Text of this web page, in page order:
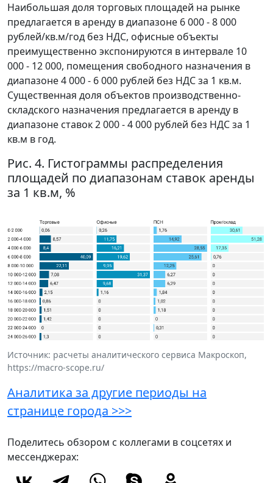
Наибольшая доля торговых площадей на рынке
предлагается в аренду в диапазоне 6 000 - 8 000
рублей/кв.м/год без НДС, офисные объекты
преимущественно экспонируются в интервале 10
000 - 12 000, помещения свободного назначения в
диапазоне 4 000 - 6 000 рублей без НДС за 1 кв.м.
Существенная доля объектов производственно-
складского назначения предлагается в аренду в
диапазоне ставок 2 000 - 4 000 рублей без НДС за 1
кв.м в год.
Рис. 4. Гистограммы распределения
площадей по диапазонам ставок аренды
за 1 кв.м, %
Источник: расчеты аналитического сервиса Макроскоп,
https://macro-scope.ru/
Аналитика за другие периоды на
странице города >>>
Поделитесь обзором с коллегами в соцсетях и
мессенджерах: